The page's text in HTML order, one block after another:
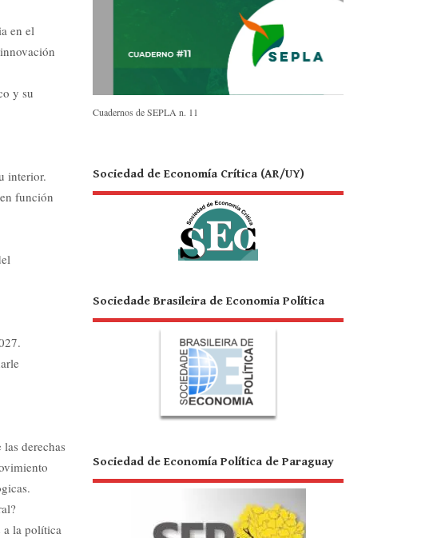
en el
y su
interior.
función
derechas
a la política
Cuadernos de SEPLA n. 11
Sociedad de Economía Crítica (AR/UY)
Sociedade Brasileira de Economia Política
Sociedad de Economía Política de Paraguay